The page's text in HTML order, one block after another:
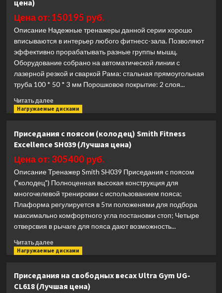
Силовая
рама
Aerofit
SE-
H3
SE5001,
SE5002
цена)
цена)
Цена от: 150195 руб.
Описание Надежные тренажеры данной серии хорошо
вписываются в интерьер любого фитнесс-зала. Позволяют
эффективно прорабатывать разные группы мышц.
Оборудование собрано на автоматической линии с
лазерной резкой и сваркой Рама: стальная прямоугольная
труба 100 * 50 * 3 мм Порошковое покрытие: 2 слоя...
Читать далееПрочитать
больше
жим
от
груди
Ultra
Gym
UG-
T01
(Лучшая
Нагружаемые дисками
Приседания с поясом (колодец) Smith Fitness
Excellence SH039 (Лучшая цена)
Цена от: 305400 руб.
Описание Тренажер Smith SH039 Приседания с поясом
("колодец") Полноценная высокая конструкция для
многочелевой тренировки с использованием пояса;
Плаформа регулируется в 5ти положенями для подбора
максимально комфортного угла постановки стоп; Четыре
отверсвия в рычаге для пояса дают возможность...
Читать далееПрочитать
больше
с
поясом
Нагружаемые дисками
Приседания на свободных весах Ultra Gym UG-
CL618 (Лучшая цена)